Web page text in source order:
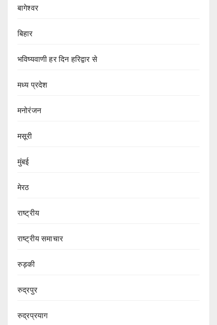
बागेश्वर
बिहार
भविष्यवाणी हर दिन हरिद्वार से
मध्य प्रदेश
मनोरंजन
मसूरी
मुंबई
मेरठ
राष्ट्रीय
राष्ट्रीय समाचार
रुड़की
रुद्रपुर
रुद्रप्रयाग